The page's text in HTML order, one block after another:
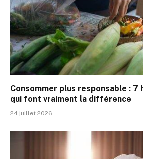
Consommer plus responsable : 7
qui font vraiment la différence
24 juillet 2026